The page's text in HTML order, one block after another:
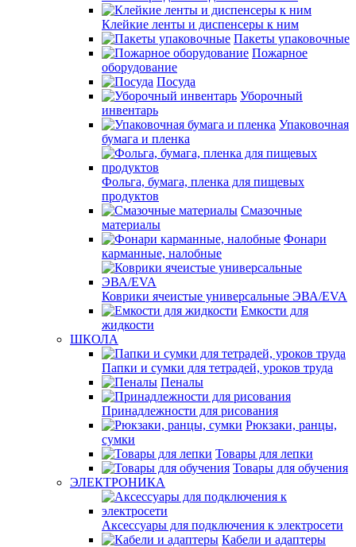
Клейкие ленты и диспенсеры к ним
Пакеты упаковочные
Пожарное
оборудование
Посуда
Уборочный
инвентарь
Упаковочная
бумага и пленка
Фольга, бумага, пленка для пищевых
продуктов
Смазочные
материалы
Фонари
карманные, налобные
Коврики ячеистые универсальные ЭВА/EVA
Емкости для
жидкости
ШКОЛА
Папки и сумки для тетрадей, уроков труда
Пеналы
Принадлежности для рисования
Рюкзаки, ранцы,
сумки
Товары для лепки
Товары для обучения
ЭЛЕКТРОНИКА
Аксессуары для подключения к электросети
Кабели и адаптеры